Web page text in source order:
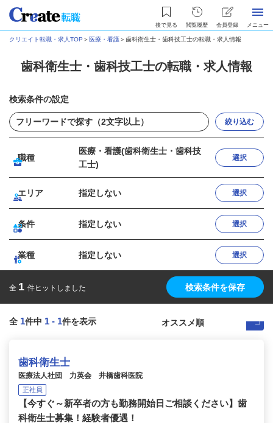
後で見る 閲覧履歴 会員登録 メニュー
クリエイト転職・求人TOP ＞ 医療・看護＞歯科衛生士・歯科技工士の転職・求人情報
歯科衛生士・歯科技工士の転職・求人情報
検索条件の設定
絞り込む
職種
医療・看護(歯科衛生士・歯科技
工士)
選択
エリア 指定しない 選択
条件 指定しない 選択
業種 指定しない 選択
全 1 件ヒットしました 検索条件を保存
全 1件中 1 - 1件を表示
歯科衛生士
医療法人社団 力英会 井橋歯科医院
正社員
【今すぐ～新卒者の方も勤務開始日ご相談ください】歯
科衛生士募集！経験者優遇！